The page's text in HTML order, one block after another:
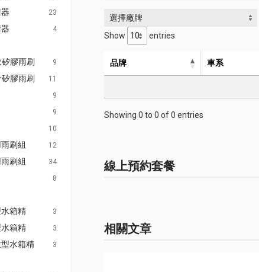
23
4
膠雨刷 9
膠雨刷 11
9
9
10
刷組 12
刷組 34
8
箱精 3
箱精 3
水箱精 3
選擇廠牌
Show
entries
品牌 車系
Showing 0 to 0 of 0 entries
線上預約套餐
相關文章